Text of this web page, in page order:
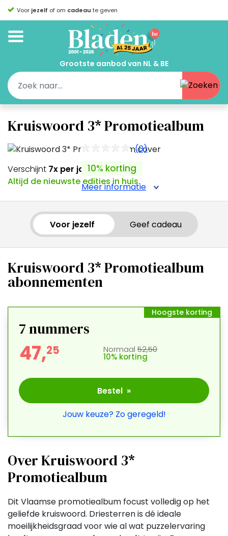
Voor jezelf of om cadeau te geven
Grootste aanbod van NL & BE
Kruiswoord 3* Promotiealbum
(0)
10% korting
Meer informatie
Verschijnt 7x per jaar
Altijd de nieuwste edities in huis.
Voor jezelf Geef cadeau
Kruiswoord 3* Promotiealbum
abonnementen
Hoogste korting
7nummers
47,25 Normaal 52,50
10% korting
Bestel »
Jouw keuze? Zo geregeld!
Over Kruiswoord 3*
Promotiealbum
Dit Vlaamse promotiealbum focust volledig op het
geliefde kruiswoord. Driesterren is dé ideale
moeilijkheidsgraad voor wie al wat puzzelervaring